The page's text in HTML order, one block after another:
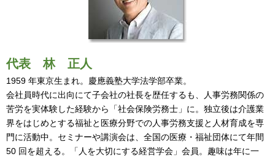
代表 林 正人
1959 年東京生まれ。慶應義塾大学法学部卒業。
会社員時代に出向にて子会社の社長を歴任するも、人事労務関係の
苦労を実体験した経験から「社会保険労務士」に。独立後は介護業
界をはじめとする福祉と医療分野での人事労務支援と人材育成を専
門に活動中。セミナーや講演会は、全国の医療・福祉団体にて年間
50 回を超える。「人を大切にする経営学会」会員。趣味は年に一